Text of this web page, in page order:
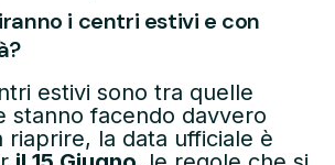
i centri estivi e con
estivi sono tra quelle
stanno facendo davvero
riaprire, la data ufficiale è